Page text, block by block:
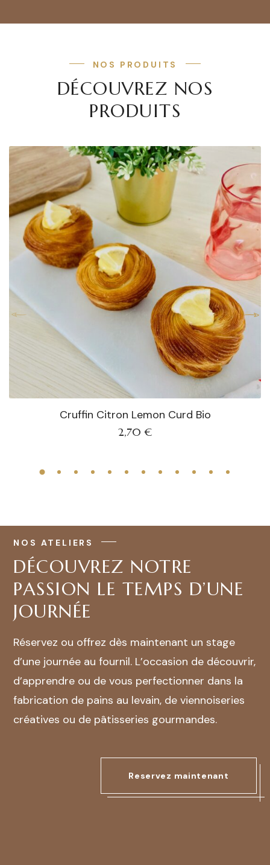
NOS PRODUITS
DÉCOUVREZ NOS
PRODUITS
Cruffin Citron Lemon Curd Bio
2,70 €
NOS ATELIERS
DÉCOUVREZ NOTRE
PASSION LE TEMPS D’UNE
JOURNÉE
Réservez ou offrez dès maintenant un stage
d’une journée au fournil. L’occasion de découvrir,
d’apprendre ou de vous perfectionner dans la
fabrication de pains au levain, de viennoiseries
créatives ou de pâtisseries gourmandes.
Reservez maintenant